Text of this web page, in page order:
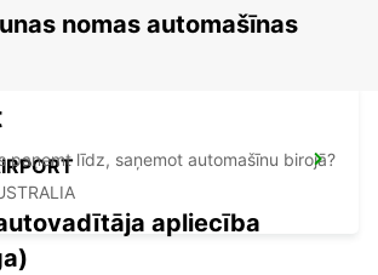
nomas automašīnas
paņemt līdz, saņemot automašīnu birojā?
apliecība